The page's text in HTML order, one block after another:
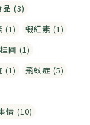
品 (3)
(1)
蝦紅素 (1)
桂圓 (1)
(1)
飛蚊症 (5)
情 (10)